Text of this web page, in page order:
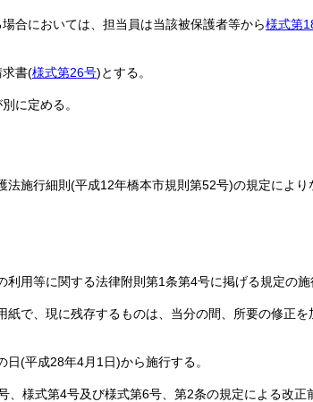
合においては、担当員は当該被保護者等から様式第
求書(様式第26号)とする。
に定める。
法施行細則 (平成12年橋本市規則第52号)の規定により
用等に関する法律附則第1条第4号に掲げる規定の施
で、現に残存するものは、当分の間、所要の修正を
日(平成28年4月1日)から施行する。
、様式第4号及び様式第6号、第2条の規定による改